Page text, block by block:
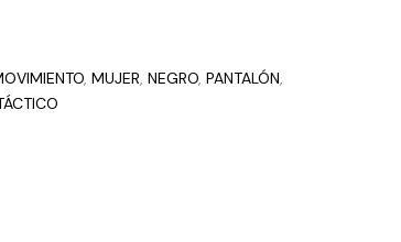
,MUJER,NEGRO,PANTALÓN,